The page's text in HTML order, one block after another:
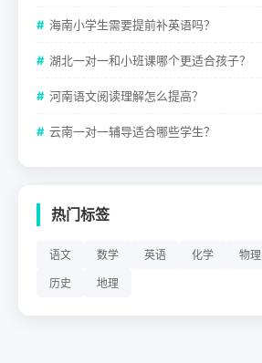
海南小学生需要提前补英语吗？
湖北一对一和小班课哪个更适合孩子？
河南语文阅读理解怎么提高？
云南一对一辅导适合哪些学生？
热门标签
语文 数学 英语 化学 物理
历史 地理